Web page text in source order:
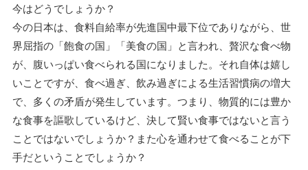
今はどうでしょうか？
今の日本は、食料自給率が先進国中最下位でありながら、世
界屈指の「飽食の国」「美食の国」と言われ、贅沢な食べ物
が、腹いっぱい食べられる国になりました。それ自体は嬉し
いことですが、食べ過ぎ、飲み過ぎによる生活習慣病の増大
で、多くの矛盾が発生しています。つまり、物質的には豊か
な食事を謳歌しているけど、決して賢い食事ではないと言う
ことではないでしょうか？また心を通わせて食べることが下
手だということでしょうか？